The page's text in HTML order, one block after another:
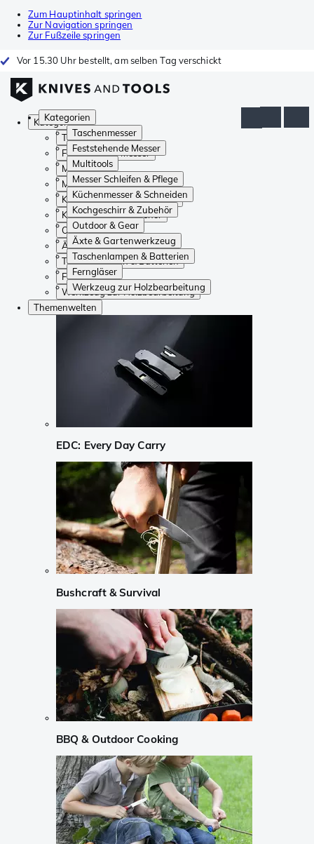
Zum Hauptinhalt springen
Zur Navigation springen
Zur Fußzeile springen
Vor 15.30 Uhr bestellt, am selben Tag verschickt
Kategorien
Taschenmesser
Feststehende Messer
Multitools
Messer Schleifen & Pflege
Küchenmesser & Schneiden
Kochgeschirr & Zubehör
Outdoor & Gear
Äxte & Gartenwerkzeug
Taschenlampen & Batterien
Ferngläser
Werkzeug zur Holzbearbeitung
Kategorien
Taschenmesser
Feststehende Messer
Multitools
Messer Schleifen & Pflege
Küchenmesser & Schneiden
Kochgeschirr & Zubehör
Outdoor & Gear
Äxte & Gartenwerkzeug
Taschenlampen & Batterien
Ferngläser
Werkzeug zur Holzbearbeitung
Themenwelten
EDC: Every Day Carry
Bushcraft & Survival
BBQ & Outdoor Cooking